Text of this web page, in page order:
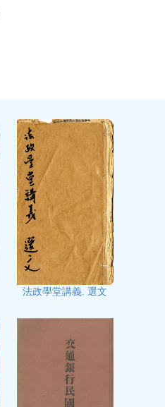
法政學堂講義. 選文